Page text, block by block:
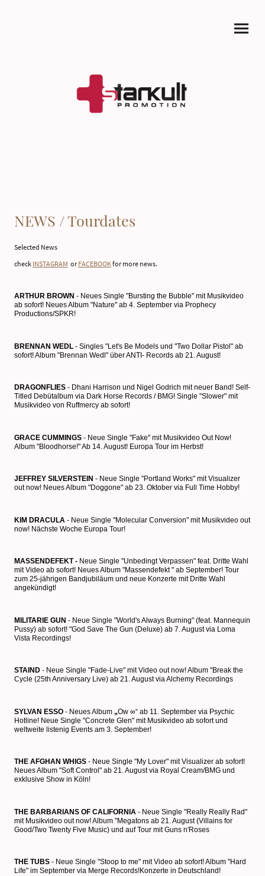
NEWS / Tourdates
Selected News
check INSTAGRAM orFACEBOOKfor more news.
ARTHUR BROWN - Neues Single "Bursting the Bubble" mit Musikvideo
ab sofort! Neues Album "Nature" ab 4. September via Prophecy
Productions/SPKR!
BRENNAN WEDL - Singles "Let's Be Models und "Two Dollar Pistol" ab
sofort! Album "Brennan Wedl" über ANTI- Records ab 21. August!
DRAGONFLIES - Dhani Harrison und Nigel Godrich mit neuer Band! Self-
Titled Debütalbum via Dark Horse Records / BMG! Single "Slower" mit
Musikvideo von Ruffmercy ab sofort!
GRACE CUMMINGS - Neue Single "Fake" mit Musikvideo Out Now!
Album "Bloodhorse!" Ab 14. August! Europa Tour im Herbst!
JEFFREY SILVERSTEIN - Neue Single "Portland Works" mit Visualizer
out now! Neues Album "Doggone" ab 23. Oktober via Full Time Hobby!
KIM DRACULA - Neue Single "Molecular Conversion" mit Musikvideo out
now! Nächste Woche Europa Tour!
MASSENDEFEKT - Neue Single "Unbedingt Verpassen" feat. Dritte Wahl
mit Video ab sofort! Neues Album "Massendefekt " ab September! Tour
zum 25-jährigen Bandjubiläum und neue Konzerte mit Dritte Wahl
angekündigt!
MILITARIE GUN - Neue Single "World's Always Burning" (feat. Mannequin
Pussy) ab sofort! "God Save The Gun (Deluxe) ab 7. August via Loma
Vista Recordings!
STAIND - Neue Single "Fade-Live" mit Video out now! Album "Break the
Cycle (25th Anniversary Live) ab 21. August via Alchemy Recordings
SYLVAN ESSO - Neues Album „Ow ∞“ ab 11. September via Psychic
Hotline! Neue Single "Concrete Glen" mit Musikvideo ab sofort und
weltweite listenig Events am 3. September!
THE AFGHAN WHIGS - Neue Single "My Lover" mit Visualizer ab sofort!
Neues Album "Soft Control" ab 21. August via Royal Cream/BMG und
exklusive Show in Köln!
THE BARBARIANS OF CALIFORNIA - Neue Single "Really Really Rad"
mit Musikvideo out now! Album "Megatons ab 21. August (Villains for
Good/Two Twenty Five Music) und auf Tour mit Guns n'Roses
THE TUBS - Neue Single "Stoop to me" mit Video ab sofort! Album "Hard
Life" im September via Merge Records!Konzerte in Deutschland!